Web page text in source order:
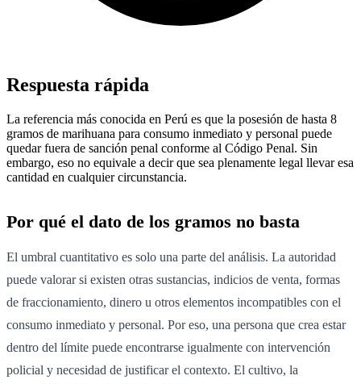
Respuesta rápida
La referencia más conocida en Perú es que la posesión de hasta 8
gramos de marihuana para consumo inmediato y personal puede
quedar fuera de sanción penal conforme al Código Penal. Sin
embargo, eso no equivale a decir que sea plenamente legal llevar esa
cantidad en cualquier circunstancia.
Por qué el dato de los gramos no basta
El umbral cuantitativo es solo una parte del análisis. La autoridad
puede valorar si existen otras sustancias, indicios de venta, formas
de fraccionamiento, dinero u otros elementos incompatibles con el
consumo inmediato y personal. Por eso, una persona que crea estar
dentro del límite puede encontrarse igualmente con intervención
policial y necesidad de justificar el contexto. El cultivo, la